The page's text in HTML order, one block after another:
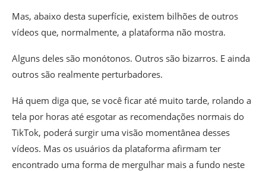
Mas, abaixo desta superfície, existem bilhões de outros
vídeos que, normalmente, a plataforma não mostra.
Alguns deles são monótonos. Outros são bizarros. E ainda
outros são realmente perturbadores.
Há quem diga que, se você ficar até muito tarde, rolando a
tela por horas até esgotar as recomendações normais do
TikTok, poderá surgir uma visão momentânea desses
vídeos. Mas os usuários da plataforma afirmam ter
encontrado uma forma de mergulhar mais a fundo neste